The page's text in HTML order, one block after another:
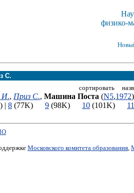
физико-
С.
сортировать
И., Приз С., Машина Поста (N5,1972)
| 8 (77K) 9 (98K) 10 (101K) 11
Московского комитета образования,